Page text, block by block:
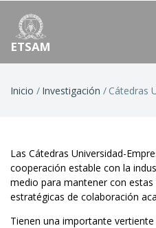
ETSAM
Ruta
Inicio Investigación Cátedras
Las Cátedras Universidad-
cooperación estable con la
medio para mantener con
estratégicas de colaboración
Tienen una importante